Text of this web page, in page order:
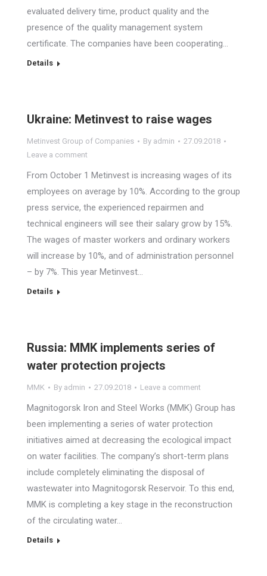
evaluated delivery time, product quality and the
presence of the quality management system
certificate. The companies have been cooperating…
Details
Ukraine: Metinvest to raise wages
Metinvest Group of Companies By admin
27.09.2018
Leave a comment
From October 1 Metinvest is increasing wages of its
employees on average by 10%. According to the group
press service, the experienced repairmen and
technical engineers will see their salary grow by 15%.
The wages of master workers and ordinary workers
will increase by 10%, and of administration personnel
– by 7%. This year Metinvest…
Details
Russia: MMK implements series of
water protection projects
MMK By admin 27.09.2018 Leave a comment
Magnitogorsk Iron and Steel Works (MMK) Group has
been implementing a series of water protection
initiatives aimed at decreasing the ecological impact
on water facilities. The company’s short-term plans
include completely eliminating the disposal of
wastewater into Magnitogorsk Reservoir. To this end,
MMK is completing a key stage in the reconstruction
of the circulating water…
Details